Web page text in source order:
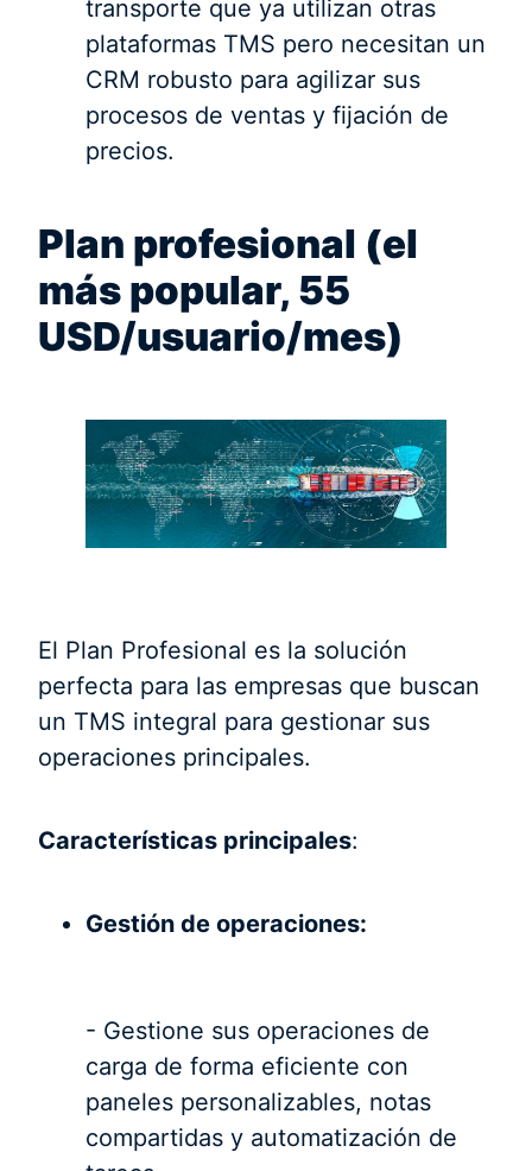
transporte que ya utilizan otras
plataformas TMS pero necesitan un
CRM robusto para agilizar sus
procesos de ventas y fijación de
precios.
Plan profesional (el
más popular, 55
USD/usuario/mes)
El Plan Profesional es la solución
perfecta para las empresas que buscan
un TMS integral para gestionar sus
operaciones principales.
Características principales:
Gestión de operaciones:
- Gestione sus operaciones de
carga de forma eficiente con
paneles personalizables, notas
compartidas y automatización de